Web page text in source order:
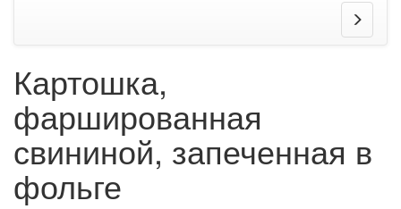
Картошка,
фаршированная
свининой, запеченная в
фольге